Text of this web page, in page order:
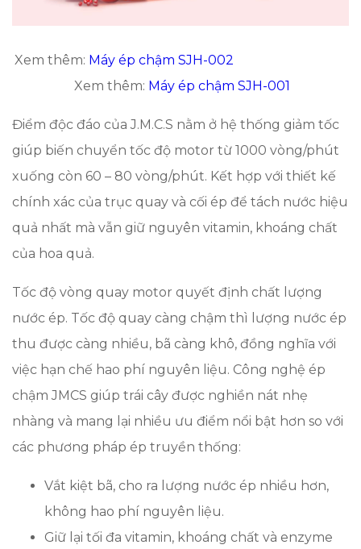
Xem thêm: Máy ép chậm SJH-002
Xem thêm: Máy ép chậm SJH-001
Điểm độc đáo của J.M.C.S nằm ở hệ thống giảm tốc
giúp biến chuyển tốc độ motor từ 1000 vòng/phút
xuống còn 60 – 80 vòng/phút. Kết hợp với thiết kế
chính xác của trục quay và cối ép để tách nước hiệu
quả nhất mà vẫn giữ nguyên vitamin, khoáng chất
của hoa quả.
Tốc độ vòng quay motor quyết định chất lượng
nước ép. Tốc độ quay càng chậm thì lượng nước ép
thu được càng nhiều, bã càng khô, đồng nghĩa với
việc hạn chế hao phí nguyên liệu. Công nghệ ép
chậm JMCS giúp trái cây được nghiền nát nhẹ
nhàng và mang lại nhiều ưu điểm nổi bật hơn so với
các phương pháp ép truyền thống:
Vắt kiệt bã, cho ra lượng nước ép nhiều hơn,
không hao phí nguyên liệu.
Giữ lại tối đa vitamin, khoáng chất và enzyme